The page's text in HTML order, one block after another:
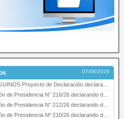
07/08/2026
de Declaración declarando de interés provincial PRESIDENCI…
N° 216/26 declarando de interés provincial la labor …
N° 212/26 declarando de interés provincial el “50° A…
Nº 210/26 declarando de interés provincial el proyec…